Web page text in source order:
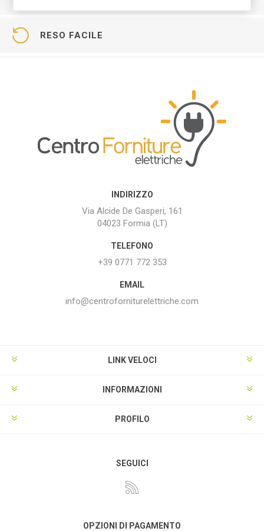
RESO FACILE
INDIRIZZO
Via Alcide De Gasperi, 161
04023 Formia (LT)
TELEFONO
+39 0771 772 353
EMAIL
info@centroforniturelettriche.com
LINK VELOCI
INFORMAZIONI
PROFILO
SEGUICI
OPZIONI DI PAGAMENTO